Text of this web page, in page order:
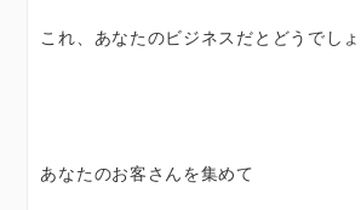
これ、あなたのビジネスだとどうでしょ
あなたのお客さんを集めて